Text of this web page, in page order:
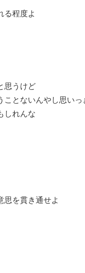
る程度よ
思うけど
ことないんやし思い
しれんな
思を貫き通せよ